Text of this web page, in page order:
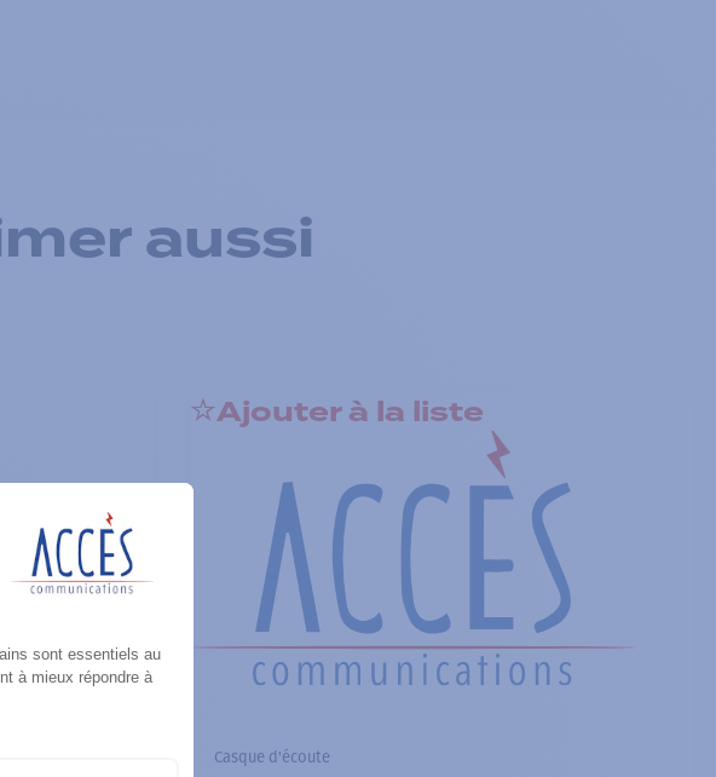
aussi
Ajouter à la liste
Casque d'écoute